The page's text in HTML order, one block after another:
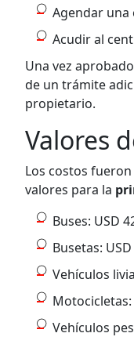
Agendar una
Acudir al
Una vez
de un trámite
propietario.
Valores
Los costos
valores para la
Buses: USD
Busetas:
Vehículos
Motocicletas:
Vehículos